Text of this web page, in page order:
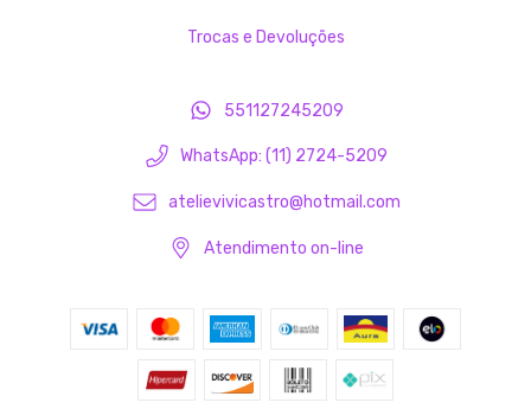
Trocas e Devoluções
551127245209
WhatsApp: (11) 2724-5209
atelievivicastro@hotmail.com
Atendimento on-line